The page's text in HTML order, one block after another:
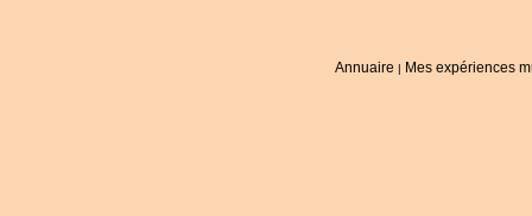
Annuaire | Mes expériences